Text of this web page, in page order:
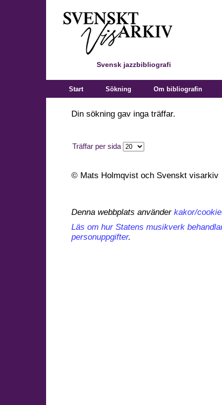
Svensk jazzbibliografi
Start Sökning Om bibliografin
Din sökning gav inga träffar.
Träffar per sida
© Mats Holmqvist och Svenskt visarkiv
Denna webbplats använder kakor/
Läs om hur Statens musikverk
personuppgifter.